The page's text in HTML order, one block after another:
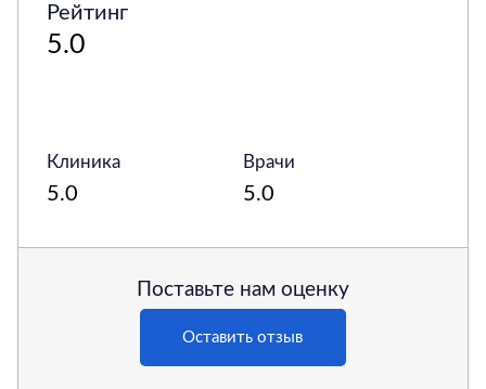
Рейтинг
5.0
Клиника
5.0
Врачи
5.0
Поставьте нам оценку
Оставить отзыв